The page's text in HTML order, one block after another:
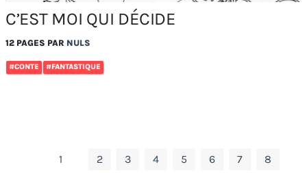
C’EST MOI QUI DÉCIDE
12 PAGES PAR NULS
#CONTE #FANTASTIQUE
1 2 3 4 5 6 7 8